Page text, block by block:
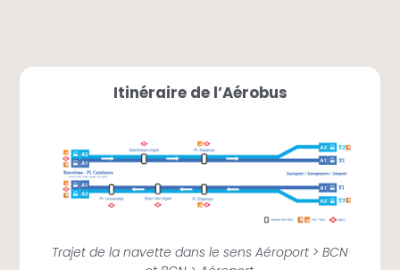
Itinéraire de l’Aérobus
Trajet de la navette dans le sens Aéroport > BCN